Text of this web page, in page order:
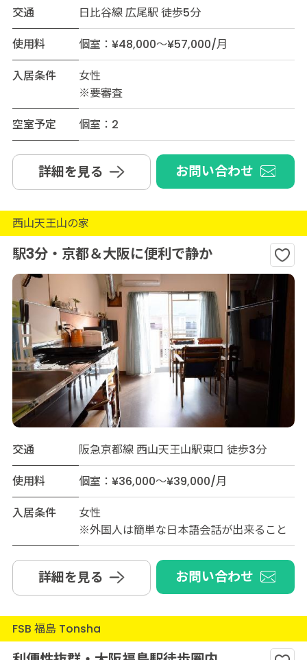
交通
日比谷線 広尾駅 徒歩5分
使用料
個室：¥48,000～¥57,000/月
入居条件
女性
※要審査
空室予定
個室：2
詳細を見る お問い合わせ
西山天王山の家
駅3分・京都＆大阪に便利で静か
交通
阪急京都線 西山天王山駅東口 徒歩3分
使用料
個室：¥36,000～¥39,000/月
入居条件
女性
※外国人は簡単な日本語会話が出来ること
詳細を見る お問い合わせ
FSB 福島 Tonsha